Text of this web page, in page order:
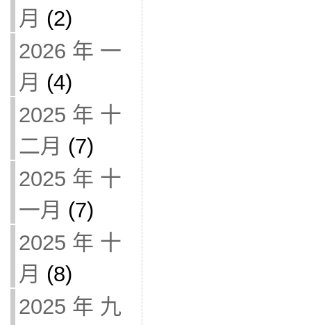
月 (2)
2026 年 一
月 (4)
2025 年 十
二月 (7)
2025 年 十
一月 (7)
2025 年 十
月 (8)
2025 年 九